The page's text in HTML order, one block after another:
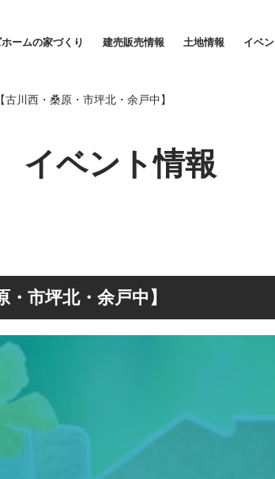
ームの家づくり 建売販売情報 土地情報 イベ
川西・桑原・市坪北・余戸中】
イベント情報
市坪北・余戸中】